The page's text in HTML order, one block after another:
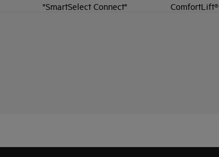
"SmartSelect Connect" ComfortLift®